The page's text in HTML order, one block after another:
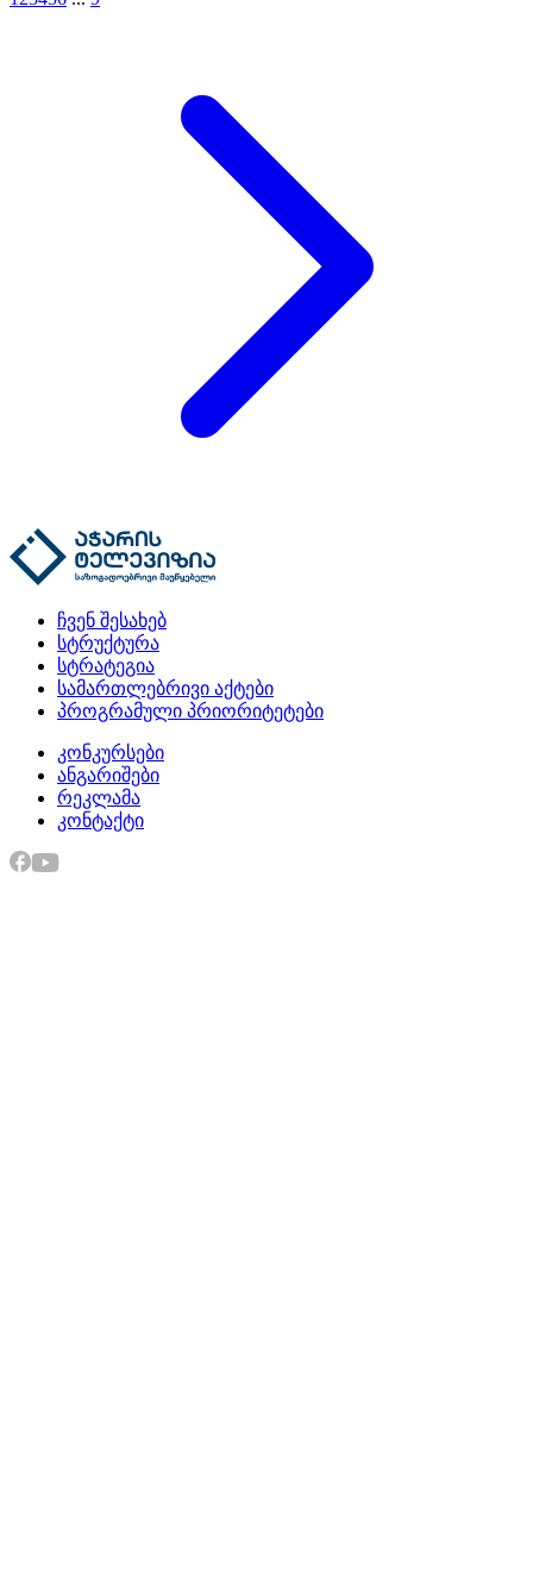
ჩვენ შესახებ
სტრუქტურა
სტრატეგია
სამართლებრივი აქტები
პროგრამული პრიორიტეტები
კონკურსები
ანგარიშები
რეკლამა
კონტაქტი